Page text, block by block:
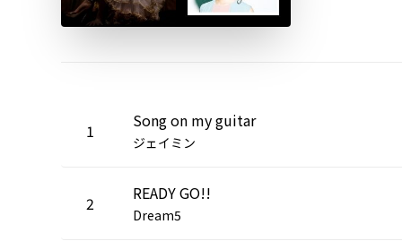
1 Song on my guitar
ジェイミン
2 READY GO!!
Dream5